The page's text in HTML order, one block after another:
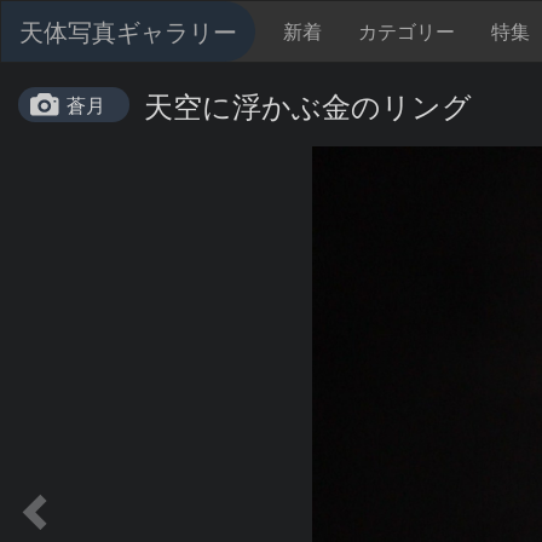
天体写真ギャラリー 新着 カテゴリー 特集
蒼月 天空に浮かぶ金のリング